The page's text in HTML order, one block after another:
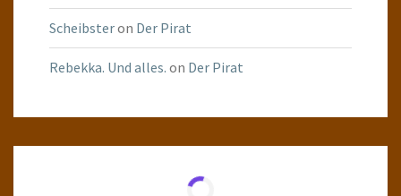
Scheibsteron Der Pirat
Rebekka. Und alles. on Der Pirat